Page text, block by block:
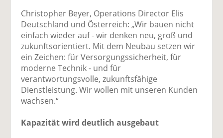
te
il
e
n
te
il
e
n
n
d
e
n
Christopher Beyer, Operations Director Elis
Deutschland und Österreich: „Wir bauen nicht
einfach wieder auf - wir denken neu, groß und
zukunftsorientiert. Mit dem Neubau setzen wir
ein Zeichen: für Versorgungssicherheit, für
moderne Technik - und für
verantwortungsvolle, zukunftsfähige
Dienstleistung. Wir wollen mit unseren Kunden
wachsen.“
Kapazität wird deutlich ausgebaut